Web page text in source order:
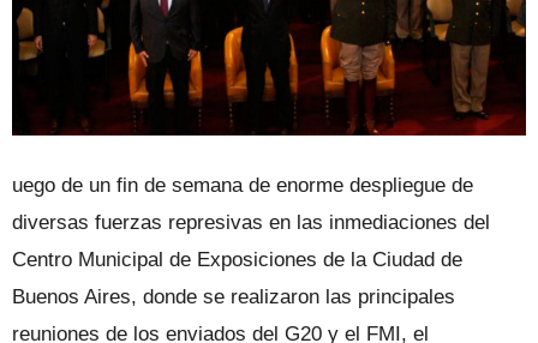
uego de un fin de semana de enorme despliegue de
diversas fuerzas represivas en las inmediaciones del
Centro Municipal de Exposiciones de la Ciudad de
Buenos Aires, donde se realizaron las principales
reuniones de los enviados del G20 y el FMI, el